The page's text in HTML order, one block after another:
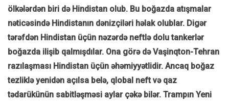
ölkələrdən biri də Hindistan olub. Bu boğazda atışmalar
nəticəsində Hindistanın dənizçiləri həlak olublar. Digər
tərəfdən Hindistan üçün nəzərdə neftlə dolu tankerlər
boğazda ilişib qalmışdılar. Ona görə də Vaşinqton-Tehran
razılaşması Hindistan üçün əhəmiyyətlidir. Ancaq boğaz
tezliklə yenidən açılsa belə, qlobal neft və qaz
tədarükünün sabitləşməsi aylar çəkə bilər. Trampın Yeni